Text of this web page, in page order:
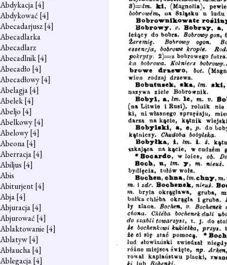
Abdykacja[4]
Abdykować [4]
Abecadarjusz[4]
Abecadlarka
Abecadlarz
Abecadlnik[4]
Abecadło [4]
Abecadłowy[4]
Abelagja[4]
Abelek[4]
Abeljo [4]
Abelkowy[4]
Abelowy[4]
Abeona[4]
Aberracja[4]
Abiljus [4]
Abis
Abiturjent[4]
Abja[4]
Abjuracja[4]
Abjurować [4]
Ablaktowanie [4]
Ablatyw[4]
Abłaucha[4]
Ablegacja[4]